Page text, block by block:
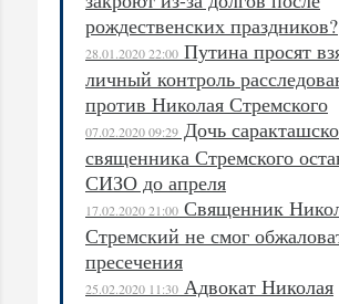
рождественских праздников?
28.01.2020 22:00 Путина просят
личный контроль
против Николая Стремского
07.02.2020 09:29 Дочь
священника Стремского
СИЗО до апреля
17.02.2020 21:00 Священник
Стремский не смог
пресечения
25.02.2020 11:30 Адвокат Николая